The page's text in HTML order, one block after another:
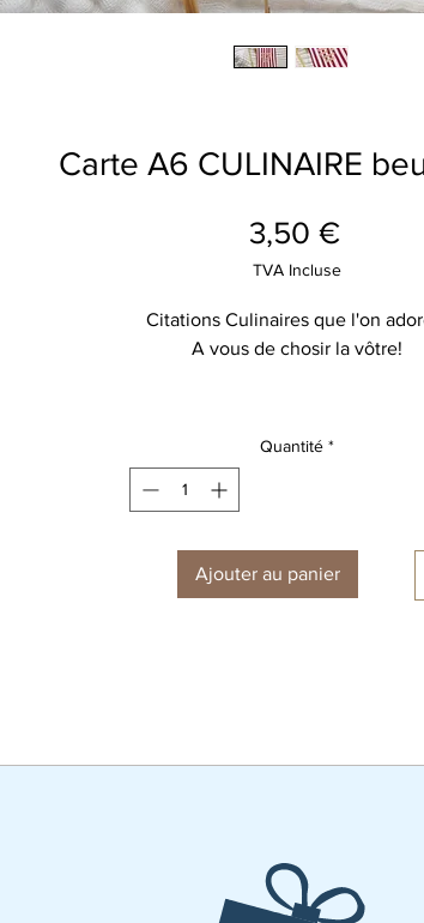
Carte A6 CULINAIRE
3,50 €Prix
TVA Incluse
Citations Culinaires que l'on
A vous de chosir la vôtre!
Quantité *
Ajouter au panier